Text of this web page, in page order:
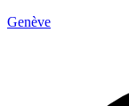
Genève